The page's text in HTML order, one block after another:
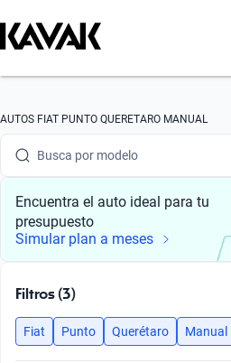
AUTOS FIAT PUNTO QUERETARO MANUAL
Busca por marca
Busca por modelo
Busca por versión
Busca por año
Busca por modelo
Encuentra el auto ideal para tu
presupuesto
Simular plan a meses
Filtros (3)
Fiat Punto Querétaro Manual